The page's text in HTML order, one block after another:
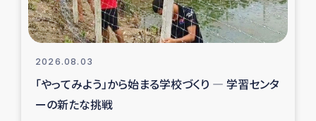
レバノンでのシリア難民への教育支援事業
レバノンでのシリア難民・レバノン人への農業支援
海外ルーツの市民との共生
2026.08.03
「やってみよう」から始まる学校づくり ― 学習センタ
ーの新たな挑戦